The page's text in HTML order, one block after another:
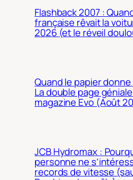
Flashback 2007 :
française rêvait la
2026 (et le réveil
Quand le papier donne
La double page
magazine Evo (Août
JCB Hydromax :
personne ne
records de vitesse